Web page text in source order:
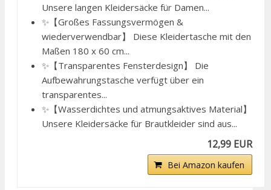
Unsere langen Kleidersäcke für Damen...
✨【Großes Fassungsvermögen &
wiederverwendbar】 Diese Kleidertasche mit den
Maßen 180 x 60 cm...
✨【Transparentes Fensterdesign】 Die
Aufbewahrungstasche verfügt über ein
transparentes...
✨【Wasserdichtes und atmungsaktives Material】
Unsere Kleidersäcke für Brautkleider sind aus...
12,99 EUR
Bei Amazon kaufen